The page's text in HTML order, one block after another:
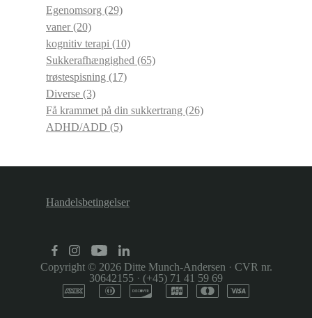
Egenomsorg (29)
vaner(20)
kognitiv terapi (10)
Sukkerafhængighed (65)
trøstespisning (17)
Diverse (3)
Få krammet på din sukkertrang (26)
ADHD/ADD (5)
Handelsbetingelser
Copyright © 2026 Ditte Munch-Andersen · CVR nr.
30642155 · (+45) 71 41 59 69